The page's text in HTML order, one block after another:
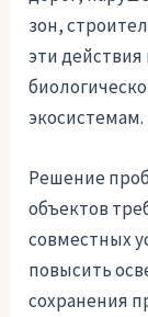
зон,
эти
экосистемам.
Решение
объектов
совместных
повысить
сохранения